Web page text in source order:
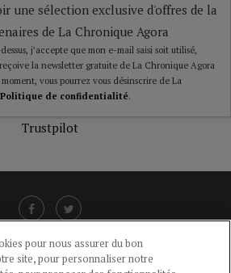
une sélection exclusive d'offres de la
de La Chronique Agora
j’accepte que mon e-mail saisi soit utilisé,
la newsletter gratuite de La Chronique Agora
vous pourrez vous désinscrire de La
Politique de confidentialité.
Trustpilot
LIENS UTILES
pour nous assurer du bon
site, pour personnaliser notre